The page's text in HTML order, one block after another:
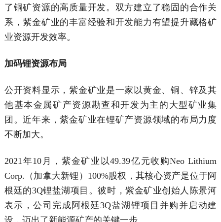
了铜矿资源的高质量开发。双方建立了稳固的合作关
系，紫金矿业的丰富经验和开发能力有望提升藏格矿
业资源开发效率。
加码锂资源布局
公开资料显示，紫金矿业是一家以黄金、铜、锌及其
他基本金属矿产资源勘查和开发为主的大型矿业集
团。近年来，紫金矿业在锂矿产资源领域的布局力度
不断加大。
2021年10月，紫金矿业以49.39亿元收购Neo Lithium
Corp.（加拿大新锂）100%股权，其核心资产是位于阿
根廷的3Q锂盐湖项目。彼时，紫金矿业创始人陈景河
表示，公司完成阿根廷3Q盐湖锂项目并购并启动建